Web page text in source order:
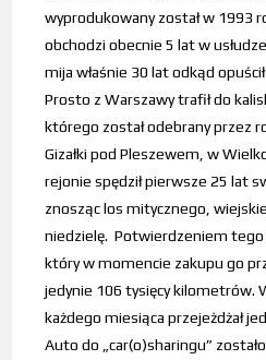
wyprodukowany został w 1993
obchodzi obecnie 5 lat w
mija właśnie 30 lat odkąd
Prosto z Warszawy trafił do
którego został odebrany przez
Gizałki pod Pleszewem, w
rejonie spędził pierwsze 25 lat
znosząc los mitycznego,
niedzielę. Potwierdzeniem tego
który w momencie zakupu go
jedynie 106 tysięcy kilometrów.
każdego miesiąca przejeżdżał
Auto do „car(o)sharingu”